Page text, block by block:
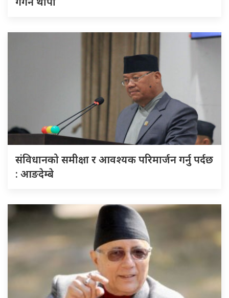
संविधानको समीक्षा र आवश्यक परिमार्जन गर्नु पर्दछ
: आङदेम्बे